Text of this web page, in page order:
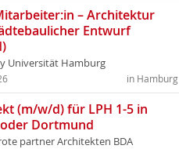
– Architektur
Entwurf
Universität Hamburg
in Hamburg
(m/w/d) für LPH 1-5 in
Dortmund
partner Architekten BDA